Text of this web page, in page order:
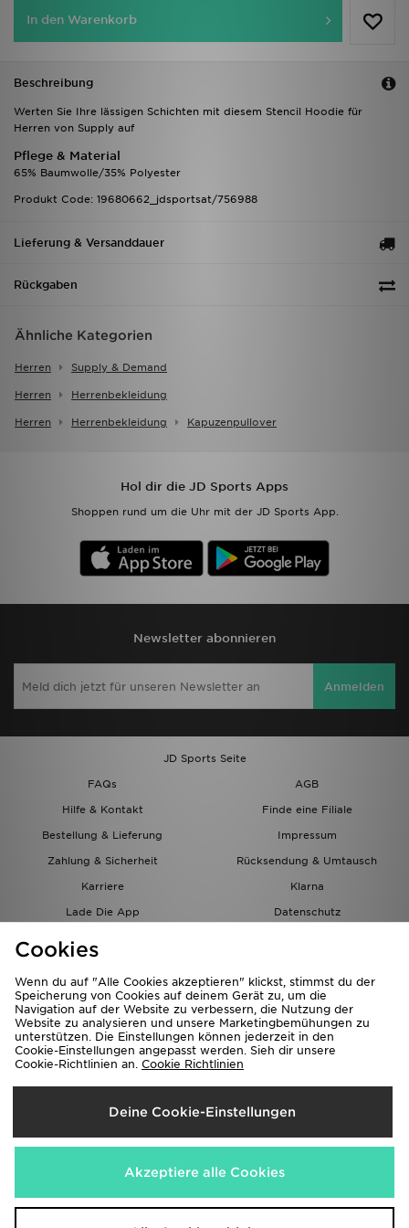
In den Warenkorb
Beschreibung
Werten Sie Ihre lässigen Schichten mit diesem Stencil Hoodie für
Herren von Supply auf
Pflege & Material
65% Baumwolle/35% Polyester
Produkt Code: 19680662_jdsportsat/756988
Lieferung & Versanddauer
Rückgaben
Ähnliche Kategorien
Herren Supply & Demand
Herren Herrenbekleidung
Herren Herrenbekleidung Kapuzenpullover
Hol dir die JD Sports Apps
Shoppen rund um die Uhr mit der JD Sports App.
Newsletter abonnieren
Anmelden
JD Sports Seite
FAQs
AGB
Hilfe & Kontakt
Finde eine Filiale
Bestellung & Lieferung
Impressum
Zahlung & Sicherheit
Rücksendung & Umtausch
Karriere
Klarna
Lade Die App
Datenschutz
Lieferung Nach
Österreich
Wir akzeptieren folgende Zahlungsmethoden
Cookies
Wenn du auf "Alle Cookies akzeptieren" klickst, stimmst du der
Speicherung von Cookies auf deinem Gerät zu, um die
Navigation auf der Website zu verbessern, die Nutzung der
Website zu analysieren und unsere Marketingbemühungen zu
unterstützen. Die Einstellungen können jederzeit in den
Cookie-Einstellungen angepasst werden. Sieh dir unsere
Cookie-Richtlinien an. Cookie Richtlinien
Deine Cookie-Einstellungen
Akzeptiere alle Cookies